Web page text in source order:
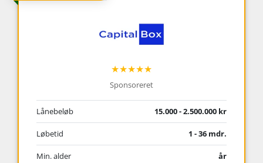
★★★★★
Sponsoreret
Lånebeløb 15.000 - 2.500.000 kr
Løbetid 1 - 36 mdr.
Min. alder år